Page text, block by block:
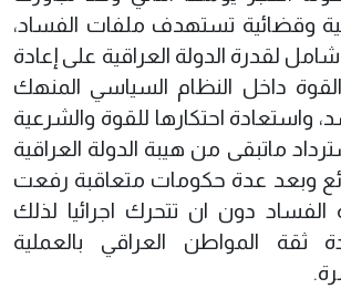
وقضائية تستهدف ملفات الفساد،
شامل لقدرة الدولة العراقية على إعادة
داخل النظام السياسي المنهك
واستعادة احتكارها للقوة والشرعية
ماتبقى من هيبة الدولة العراقية
وبعد عدة حكومات متعاقبة رفعت
دون ان تتحرك اجرائيا لذلك
ثقة المواطن العراقي بالعملية